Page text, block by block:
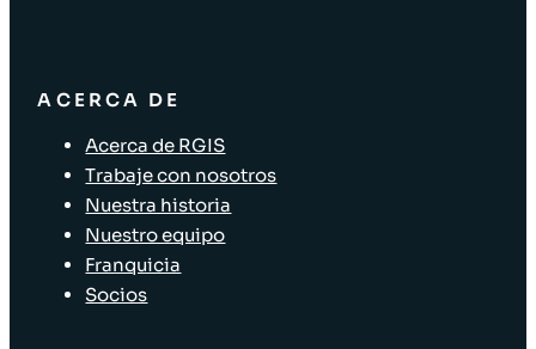
ACERCA DE
Acerca de RGIS
Trabaje con nosotros
Nuestra historia
Nuestro equipo
Franquicia
Socios